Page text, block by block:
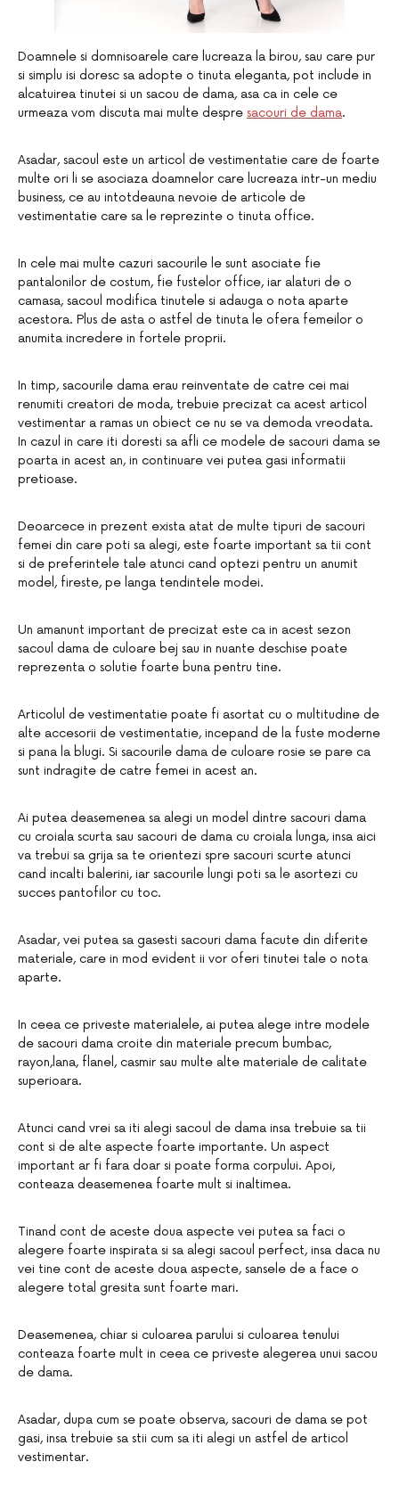
Doamnele si domnisoarele care lucreaza la birou, sau care pur
si simplu isi doresc sa adopte o tinuta eleganta, pot include in
alcatuirea tinutei si un sacou de dama, asa ca in cele ce
urmeaza vom discuta mai multe despre sacouri de dama.
Asadar, sacoul este un articol de vestimentatie care de foarte
multe ori li se asociaza doamnelor care lucreaza intr-un mediu
business, ce au intotdeauna nevoie de articole de
vestimentatie care sa le reprezinte o tinuta office.
In cele mai multe cazuri sacourile le sunt asociate fie
pantalonilor de costum, fie fustelor office, iar alaturi de o
camasa, sacoul modifica tinutele si adauga o nota aparte
acestora. Plus de asta o astfel de tinuta le ofera femeilor o
anumita incredere in fortele proprii.
In timp, sacourile dama erau reinventate de catre cei mai
renumiti creatori de moda, trebuie precizat ca acest articol
vestimentar a ramas un obiect ce nu se va demoda vreodata.
In cazul in care iti doresti sa afli ce modele de sacouri dama se
poarta in acest an, in continuare vei putea gasi informatii
pretioase.
Deoarcece in prezent exista atat de multe tipuri de sacouri
femei din care poti sa alegi, este foarte important sa tii cont
si de preferintele tale atunci cand optezi pentru un anumit
model, fireste, pe langa tendintele modei.
Un amanunt important de precizat este ca in acest sezon
sacoul dama de culoare bej sau in nuante deschise poate
reprezenta o solutie foarte buna pentru tine.
Articolul de vestimentatie poate fi asortat cu o multitudine de
alte accesorii de vestimentatie, incepand de la fuste moderne
si pana la blugi. Si sacourile dama de culoare rosie se pare ca
sunt indragite de catre femei in acest an.
Ai putea deasemenea sa alegi un model dintre sacouri dama
cu croiala scurta sau sacouri de dama cu croiala lunga, insa aici
va trebui sa grija sa te orientezi spre sacouri scurte atunci
cand incalti balerini, iar sacourile lungi poti sa le asortezi cu
succes pantofilor cu toc.
Asadar, vei putea sa gasesti sacouri dama facute din diferite
materiale, care in mod evident ii vor oferi tinutei tale o nota
aparte.
In ceea ce priveste materialele, ai putea alege intre modele
de sacouri dama croite din materiale precum bumbac,
rayon,lana, flanel, casmir sau multe alte materiale de calitate
superioara.
Atunci cand vrei sa iti alegi sacoul de dama insa trebuie sa tii
cont si de alte aspecte foarte importante. Un aspect
important ar fi fara doar si poate forma corpului. Apoi,
conteaza deasemenea foarte mult si inaltimea.
Tinand cont de aceste doua aspecte vei putea sa faci o
alegere foarte inspirata si sa alegi sacoul perfect, insa daca nu
vei tine cont de aceste doua aspecte, sansele de a face o
alegere total gresita sunt foarte mari.
Deasemenea, chiar si culoarea parului si culoarea tenului
conteaza foarte mult in ceea ce priveste alegerea unui sacou
de dama.
Asadar, dupa cum se poate observa, sacouri de dama se pot
gasi, insa trebuie sa stii cum sa iti alegi un astfel de articol
vestimentar.